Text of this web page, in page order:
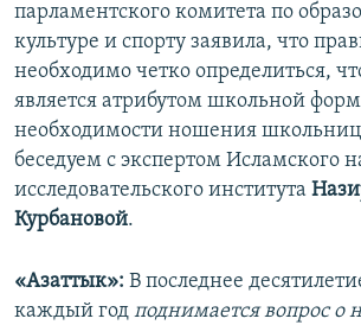
парламентского комитета по
культуре и спорту заявила, что
необходимо четко определиться,
является атрибутом школьной
необходимости ношения
беседуем с экспертом Исламского
исследовательского института
Курбановой.
«Азаттык»: В последнее
каждый год поднимается вопрос о